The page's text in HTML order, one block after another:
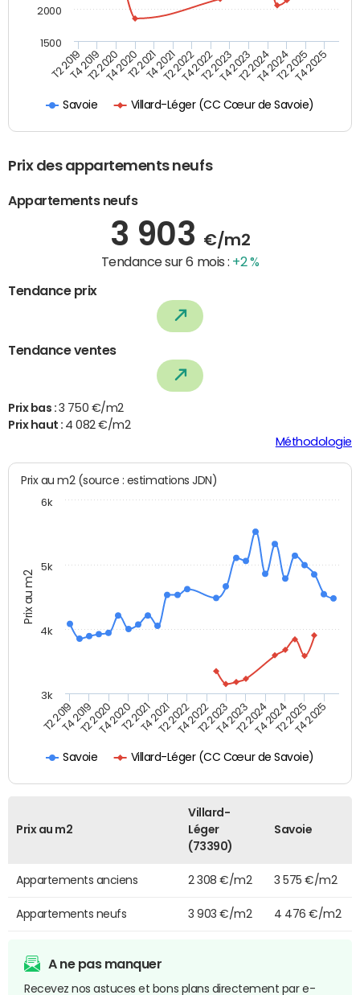
Savoie Villard-Léger (CC Cœur de Savoie)
T2 2019T4 2019T2 2020T4 2020T2 2021T4 2021T2 2022T4 2022T2 2023T4 2023T2 2024T4 2024T2 2025T4 2025
1500
2000
Prix des appartements neufs
Appartements neufs
3 903 €/m2
Tendance sur 6 mois : +2 %
Tendance prix
Tendance ventes
Prix bas : 3 750 €/m2
Prix haut : 4 082 €/m2
Méthodologie
Prix au m2
Prix au m2 (source : estimations JDN)
Savoie Villard-Léger (CC Cœur de Savoie)
T2 2019T4 2019T2 2020T4 2020T2 2021T4 2021T2 2022T4 2022T2 2023T4 2023T2 2024T4 2024T2 2025T4 2025
3k
4k
5k
6k
Prix au m2
Villard-
Léger
(73390)
Savoie
Appartements anciens 2 308 €/m2 3 575 €/m2
Appartements neufs 3 903 €/m2 4 476 €/m2
A ne pas manquer
Recevez nos astuces et bons plans directement par e-